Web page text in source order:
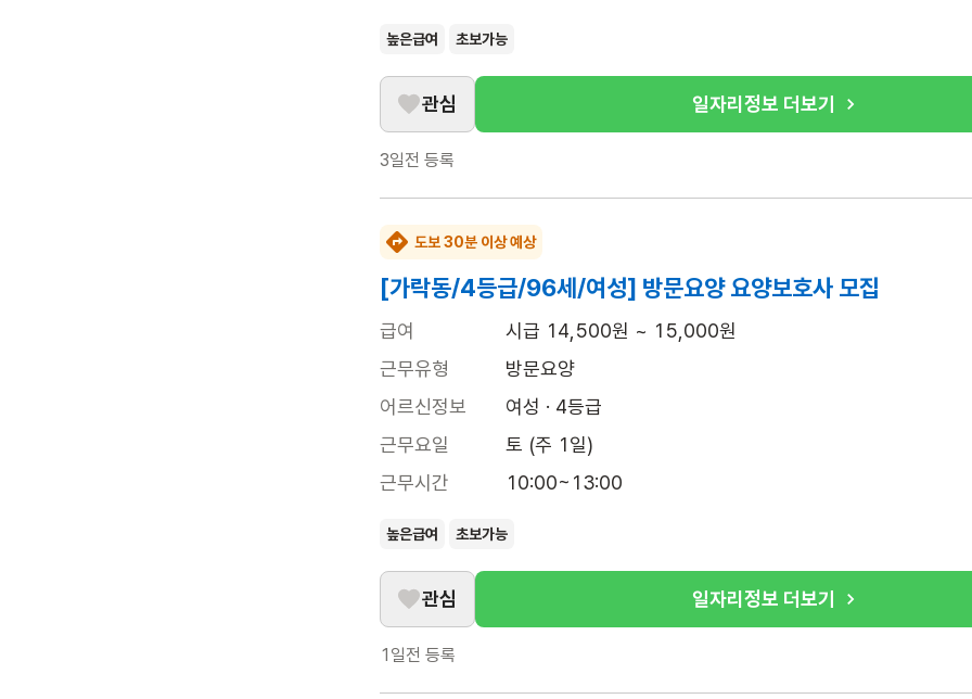
높은급여 초보가능
관심 일자리정보 더보기
3일전 등록
도보 30분 이상 예상
[가락동/4등급/96세/여성] 방문요양 요양보호사 모집
급여
시급 14,500원 ~ 15,000원
근무유형
방문요양
어르신정보
여성 · 4등급
근무요일
토 (주 1일)
근무시간
10:00~13:00
높은급여 초보가능
관심 일자리정보 더보기
1일전 등록